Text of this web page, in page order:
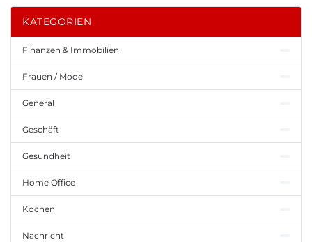
KATEGORIEN
Finanzen & Immobilien
Frauen / Mode
General
Geschäft
Gesundheit
Home Office
Kochen
Nachricht